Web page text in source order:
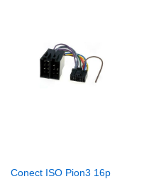
Conect ISO Pion3 16p